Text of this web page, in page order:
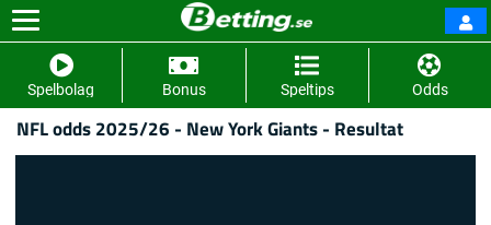
Spelbolag Bonus Speltips Odds
NFL odds 2025/26 - New York Giants - Resultat